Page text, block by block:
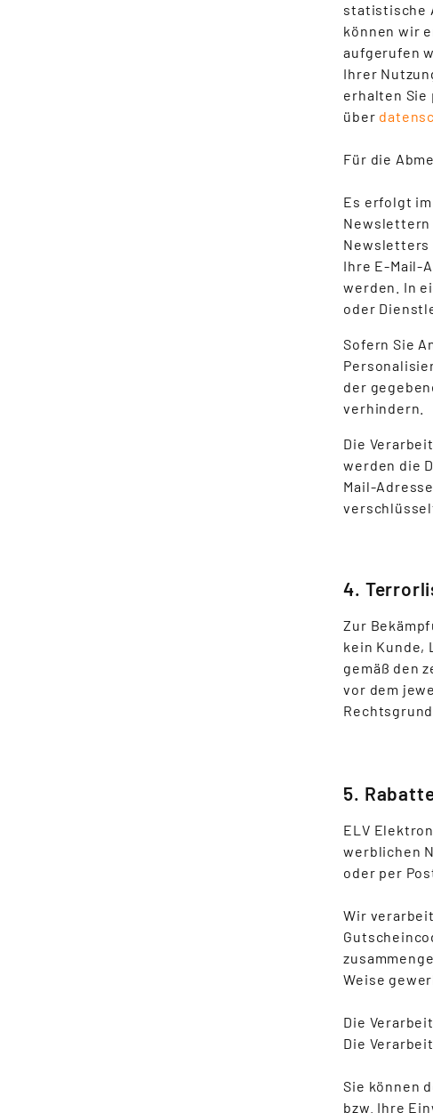
statistische
können wir
aufgerufen
Ihrer
erhalten Sie
über
Für die
Es erfolgt
Newslettern
Newsletters
Ihre E-Mail-
werden. In
oder
Sofern Sie
der
verhindern.
Die
werden die
Mail-
4.
Zur
kein Kunde,
gemäß den
vor dem
5.
ELV
werblichen
oder per
Wir
Weise
Die
Die
Sie können
bzw. Ihre